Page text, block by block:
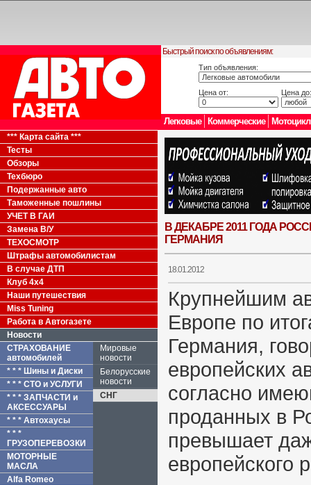
Быстрый поиск по объявлениям:
Тип объявления:
Цена от: Цена до:
Легковые Коммерческие
*** Карта сайта ***
Тесты
Обзоры
Техбюро
Подержанные авто
Таможенные пошлины
УЧЕТ В ГАИ
Замена В/У
ТЕХОСМОТР
Штрафы автомобилистам
В случае ДТП
Клуб 4x4
Наши путешествия
Miss Tuning
Работа в Автогазете
Новости
СТРАХОВАНИЕ
автомобилей
* * * Шины и Диски
* * * СТО и УСЛУГИ
* * * ЗАПЧАСТИ и
АКСЕССУАРЫ
* * * Автохаусы
* * *
ГРУЗОПЕРЕВОЗКИ
МОТОРНЫЕ
МАСЛА
Alfa Romeo
Мировые
новости
Белорусские
новости
СНГ
В ДЕКАБРЕ 2011 ГОДА
ГЕРМАНИЯ
18.01.2012
Крупнейшим
Европе по
Германия,
европейских
согласно
проданных в
превышает
европейского